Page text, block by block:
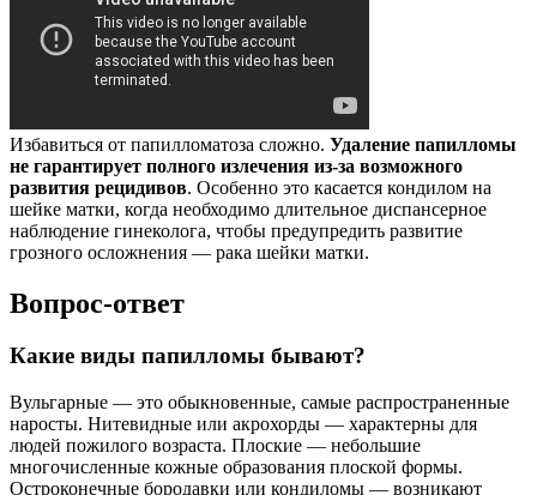
Избавиться от папилломатоза сложно. Удаление папилломы
не гарантирует полного излечения из-за возможного
развития рецидивов. Особенно это касается кондилом на
шейке матки, когда необходимо длительное диспансерное
наблюдение гинеколога, чтобы предупредить развитие
грозного осложнения — рака шейки матки.
Вопрос-ответ
Какие виды папилломы бывают?
Вульгарные — это обыкновенные, самые распространенные
наросты. Нитевидные или акрохорды — характерны для
людей пожилого возраста. Плоские — небольшие
многочисленные кожные образования плоской формы.
Остроконечные бородавки или кондиломы — возникают